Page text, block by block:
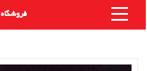
فروشگاه